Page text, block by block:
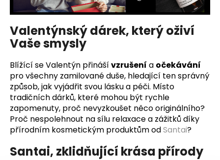
Valentýnský dárek, který oživí
Vaše smysly
Blížící se Valentýn přinášívzrušení a očekávání
pro všechny zamilované duše, hledající ten správný
způsob, jak vyjádřit svou lásku a péči. Místo
tradičních dárků, které mohou být rychle
zapomenuty, proč nevyzkoušet něco originálního?
Proč nespolehnout na sílu relaxace a zážitků díky
přírodním kosmetickým produktům odSantai?
Santai, zklidňující krása přírody
ř
b
u
j
e
t
e
n
a
j
í